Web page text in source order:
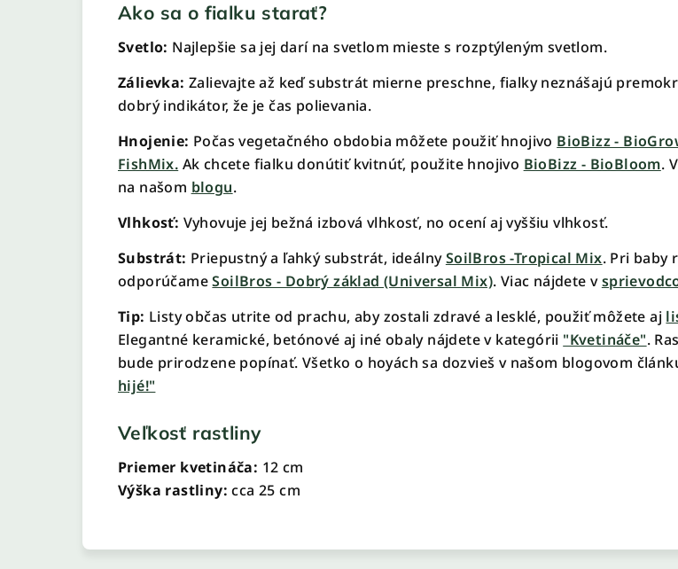
Ako sa o fialku starať?
Svetlo: Najlepšie sa jej darí na svetlom mieste s rozptýleným svetlom.
Zálievka: Zalievajte až keď substrát mierne preschne, fialky neznášajú
dobrý indikátor, že je čas polievania.
Hnojenie: Počas vegetačného obdobia môžete použiť hnojivo BioBizz -
FishMix. Ak chcete fialku donútiť kvitnúť, použite hnojivo BioBizz - BioBloom.
na našom blogu.
Vlhkosť: Vyhovuje jej bežná izbová vlhkosť, no ocení aj vyššiu vlhkosť.
Substrát: Priepustný a ľahký substrát, ideálnySoilBros -Tropical Mix. Pri baby
odporúčameSoilBros - Dobrý základ (Universal Mix). Viac nájdete v
Tip: Listy občas utrite od prachu, aby zostali zdravé a lesklé, použiť môžete aj
Elegantné keramické, betónové aj iné obaly nájdete v kategórii "Kvetináče".
bude prirodzene popínať. Všetko o hoyách sa dozvieš v našom blogovom
hijé!"
Veľkosť rastliny
Priemer kvetináča: 12 cm
Výška rastliny: cca 25 cm